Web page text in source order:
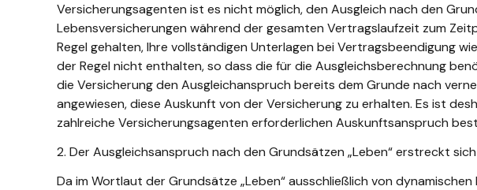
Versicherungsagenten ist es nicht möglich, den Ausgleich nach den
Lebensversicherungen während der gesamten Vertragslaufzeit zum
Regel gehalten, Ihre vollständigen Unterlagen bei Vertragsbeendigung
der Regel nicht enthalten, so dass die für die Ausgleichsberechnung
die Versicherung den Ausgleichanspruch bereits dem Grunde nach
angewiesen, diese Auskunft von der Versicherung zu erhalten. Es ist
zahlreiche Versicherungsagenten erforderlichen Auskunftsanspruch
2. Der Ausgleichsanspruch nach den Grundsätzen „Leben“ erstreckt
Da im Wortlaut der Grundsätze „Leben“ ausschließlich von